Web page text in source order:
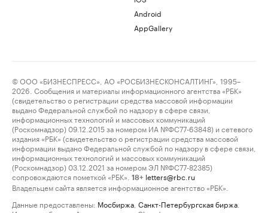
Android
AppGallery
© ООО «БИЗНЕСПРЕСС», АО «РОСБИЗНЕСКОНСАЛТИНГ», 1995–
2026. Сообщения и материалы информационного агентства «РБК»
(свидетельство о регистрации средства массовой информации
выдано Федеральной службой по надзору в сфере связи,
информационных технологий и массовых коммуникаций
(Роскомнадзор) 09.12.2015 за номером ИА №ФС77-63848) и сетевого
издания «РБК» (свидетельство о регистрации средства массовой
информации выдано Федеральной службой по надзору в сфере связи,
информационных технологий и массовых коммуникаций
(Роскомнадзор) 03.12.2021 за номером ЭЛ №ФС77-82385)
сопровождаются пометкой «РБК».
18+ letters@rbc.ru
Владельцем сайта является информационное агентство «РБК».
Данные предоставлены: Мосбиржа Санкт-Петербургская биржа